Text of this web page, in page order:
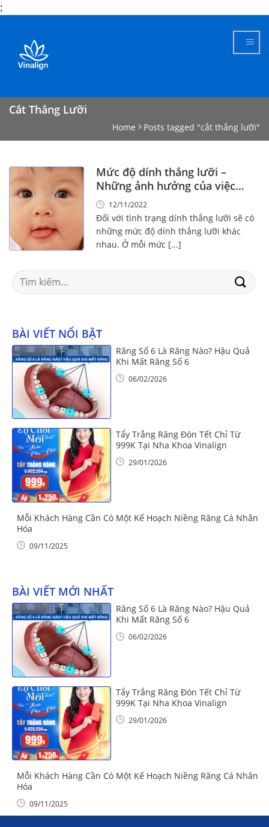
;
content
Cắt Thắng Lưỡi
Home Posts tagged "cắt thắng lưỡi"
Mức độ dính thắng lưỡi –
Những ảnh hưởng của việc
dính thắng lưỡi
12/11/2022
Đối với tình trạng dính thắng lưỡi sẽ có
những mức độ dính thắng lưỡi khác
nhau. Ở mỗi mức [...]
Search
for:
BÀI VIẾT NỔI BẬT
Răng Số 6 Là Răng Nào? Hậu Quả
Khi Mất Răng Số 6
06/02/2026
Tẩy Trắng Răng Đón Tết Chỉ Từ
999K Tại Nha Khoa Vinalign
29/01/2026
Mỗi Khách Hàng Cần Có Một Kế Hoạch Niềng Răng Cá Nhân
Hóa
09/11/2025
BÀI VIẾT MỚI NHẤT
Răng Số 6 Là Răng Nào? Hậu Quả
Khi Mất Răng Số 6
06/02/2026
Tẩy Trắng Răng Đón Tết Chỉ Từ
999K Tại Nha Khoa Vinalign
29/01/2026
Mỗi Khách Hàng Cần Có Một Kế Hoạch Niềng Răng Cá Nhân
Hóa
09/11/2025